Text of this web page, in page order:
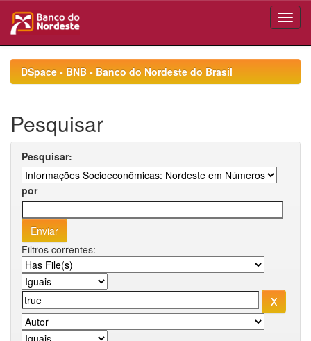
navigationDSpace - BNB - Banco do Nordeste do Brasil
Pesquisar
Pesquisar:
por
Filtros correntes: